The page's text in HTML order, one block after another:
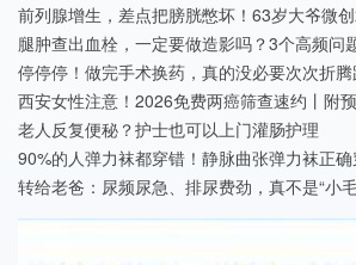
西安女性注意！2026免费两癌筛查速约丨附
老人反复便秘？护士也可以上门灌肠护理
转给老爸：尿频尿急、排尿费劲，真不是“小毛